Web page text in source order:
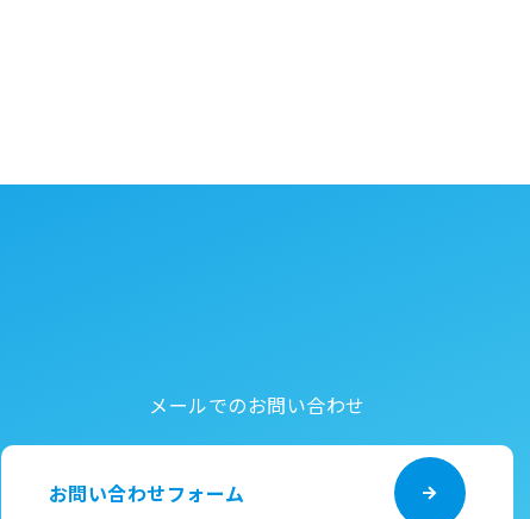
メールでのお問い合わせ
お問い合わせフォーム